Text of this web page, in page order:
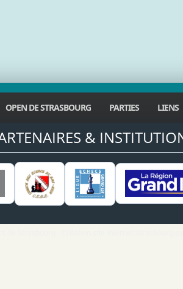
OPEN DE STRASBOURG PARTIES LIENS
&